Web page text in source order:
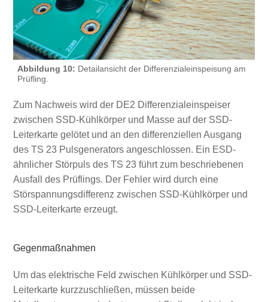
Abbildung 10: Detailansicht der Differenzialeinspeisung am
Prüfling.
Zum Nachweis wird der DE2 Differenzialeinspeiser
zwischen SSD-Kühlkörper und Masse auf der SSD-
Leiterkarte gelötet und an den differenziellen Ausgang
des TS 23 Pulsgenerators angeschlossen. Ein ESD-
ähnlicher Störpuls des TS 23 führt zum beschriebenen
Ausfall des Prüflings. Der Fehler wird durch eine
Störspannungsdifferenz zwischen SSD-Kühlkörper und
SSD-Leiterkarte erzeugt.
Gegenmaßnahmen
Um das elektrische Feld zwischen Kühlkörper und SSD-
Leiterkarte kurzzuschließen, müssen beide